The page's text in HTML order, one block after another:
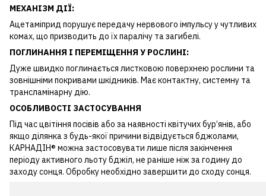
МЕХАНІЗМ ДІЇ:
Ацетаміприд порушує передачу нервового імпульсу у чутливих
комах, що призводить до їх паралічу та загибелі.
ПОГЛИНАННЯ І ПЕРЕМІЩЕННЯ У РОСЛИНІ:
Дуже швидко поглинається листковою поверхнею рослини та
зовнішніми покривами шкідників. Має контактну, системну та
трансламінарну дію.
ОСОБЛИВОСТІ ЗАСТОСУВАННЯ
Під час цвітіння посівів або за наявності квітучих бур’янів, або
якщо ділянка з будь-якої причини відвідується бджолами,
КАРНАДІН® можна застосовувати лише після закінчення
періоду активного льоту бджіл, не раніше ніж за годину до
заходу сонця. Обробку необхідно завершити до сходу сонця.